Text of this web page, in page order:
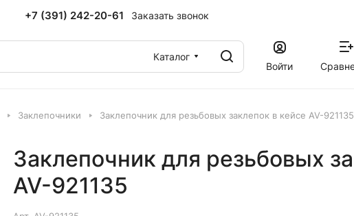
+7 (391) 242-20-61 Заказать звонок
Каталог
Войти
Заклепочники Заклепочник для резьбовых заклепок в кейсе AV-921135
Заклепочник для резьбовых
AV-921135